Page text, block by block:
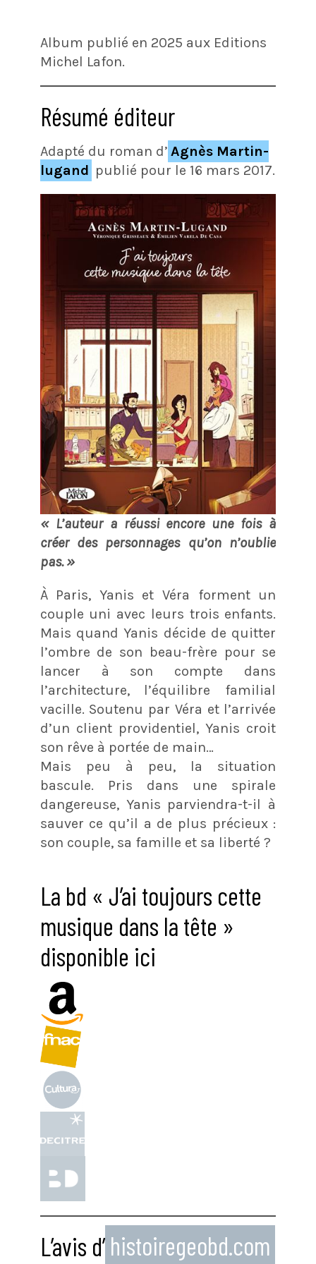
Album publié en 2025 aux Editions
Michel Lafon.
Résumé éditeur
Adapté du roman d’ Agnès Martin-
lugand publié pour le 16 mars 2017.
« L’auteur a réussi encore une fois à
créer des personnages qu’on n’oublie
pas. »
À Paris, Yanis et Véra forment un
couple uni avec leurs trois enfants.
Mais quand Yanis décide de quitter
l’ombre de son beau-frère pour se
lancer à son compte dans
l’architecture, l’équilibre familial
vacille. Soutenu par Véra et l’arrivée
d’un client providentiel, Yanis croit
son rêve à portée de main…
Mais peu à peu, la situation
bascule. Pris dans une spirale
dangereuse, Yanis parviendra-t-il à
sauver ce qu’il a de plus précieux :
son couple, sa famille et sa liberté ?
La bd « J’ai toujours cette
musique dans la tête »
disponible ici
L’avis d’ histoiregeobd.com